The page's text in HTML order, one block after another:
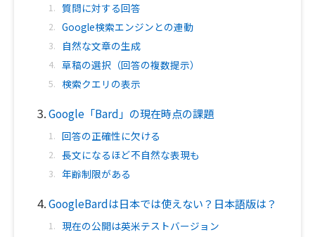
質問に対する回答
Google検索エンジンとの連動
自然な文章の生成
草稿の選択（回答の複数提示）
検索クエリの表示
Google「Bard」の現在時点の課題
回答の正確性に欠ける
長文になるほど不自然な表現も
年齢制限がある
GoogleBardは日本では使えない？日本語版は？
現在の公開は英米テストバージョン